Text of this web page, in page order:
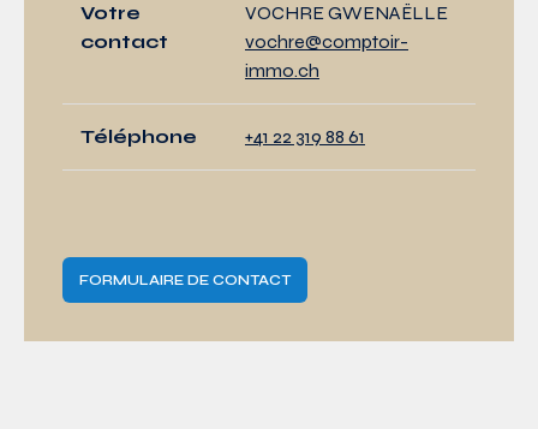
Votre
contact
VOCHRE GWENAËLLE
vochre@comptoir-
immo.ch
Téléphone +41 22 319 88 61
FORMULAIRE DE CONTACT